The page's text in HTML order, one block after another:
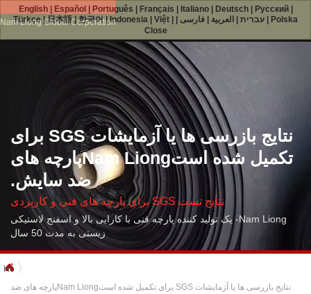
Nam Liong Global Corporation
نتایج بازرسی ها یا آزمایشات SGS برای
تکمیل شده استNam Liongپارچه های
ضد سایش.
نتایج تست SGS برای پارچه های فنی و کاربردی
Nam Liong- یک تولید کننده پارچه فنی با کارایی بالا و اسفنج لاستیکی
زیستی به مدت 50 سال
Home
نتایج بازرسی ها یا آزمایشات SGS برای تکمیل شده استNam Liongپارچه های ضد
English Español Português Français Italiano Deutsch Русский
Polska
עברית| العربية| فارسی|
Türkçe |日本語|한국어|Indonesia |Việt
Close